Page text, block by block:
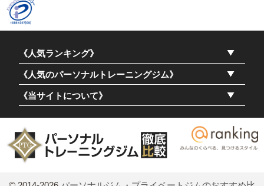
《人気ランキング》
《人気のパーソナルトレーニングジム》
《当サイトについて》